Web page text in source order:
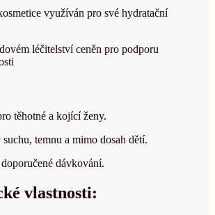
využíván pro své hydratační
léčitelství ceněn pro podporu
těhotné a kojící ženy.
temnu a mimo dosah dětí.
dávkování.
vlastnosti: